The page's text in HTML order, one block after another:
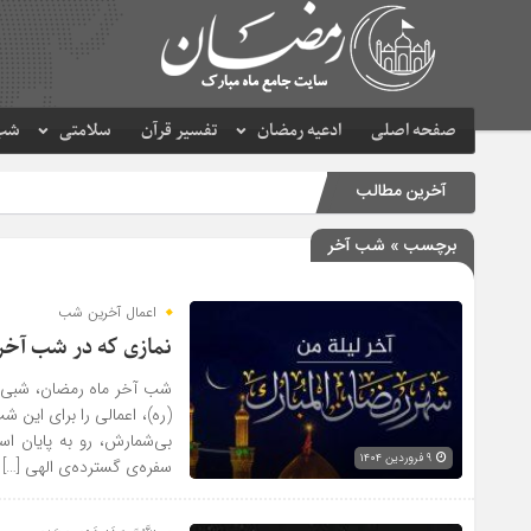
صفحه اصلی ادعیه رمضان تفسیر قرآن سلامتی
آخرین مطالب
برچسب » شب آخر
اعمال آخرین شب
نمازی که در شب
شب آخر ماه رمضان، شبی
(ره)، اعمالی را برای
بی‌شمارش، رو به پایان
سفره‌ی گسترده‌ی الهی […]